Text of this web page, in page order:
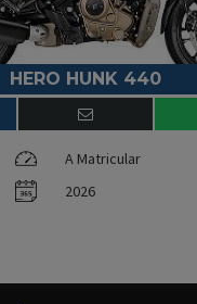
HERO HUNK 440
A Matricular
2026